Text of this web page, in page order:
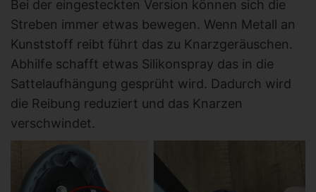
Bei der eingesteckten Version können sich die
Streben immer etwas bewegen. Wenn Metall an
Kunststoff reibt führt das zu Knarzgeräuschen.
Abhilfe schafft etwas Silikonspray das in die
Sattelaufhängung gesprüht wird. Dadurch wird
die Reibung reduziert und das Knarzen
verschwindet.